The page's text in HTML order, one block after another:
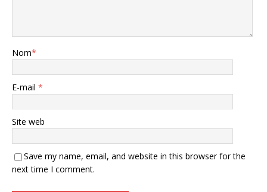
Nom*
E-mail *
Site web
Save my name, email, and website in this browser for the
next time I comment.